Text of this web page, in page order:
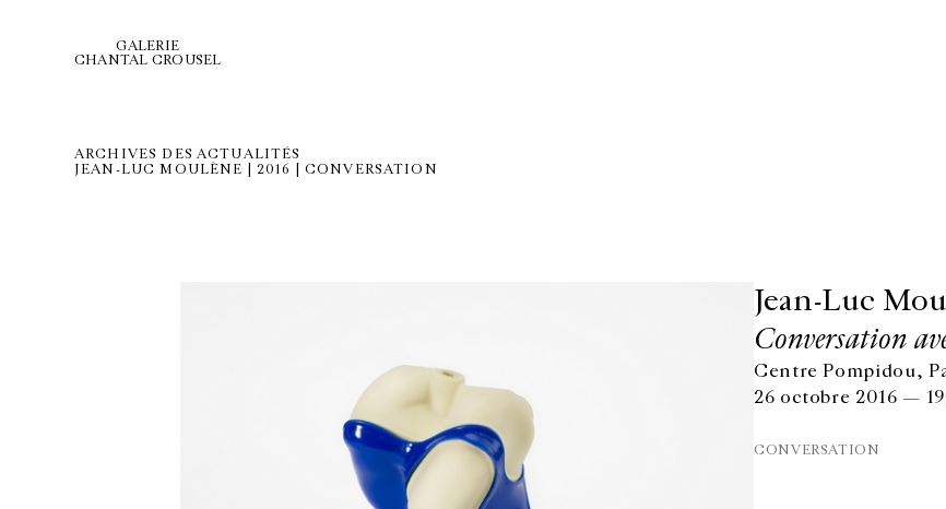
GALERIE
CHANTAL CROUSEL
ARCHIVES DES ACTUALITÉS
JEAN-LUC MOULÈNE | 2016 | CONVERSATION
Jean-Luc
Conversation
Centre Pompidou,
26 octobre 2016 —
CONVERSATION